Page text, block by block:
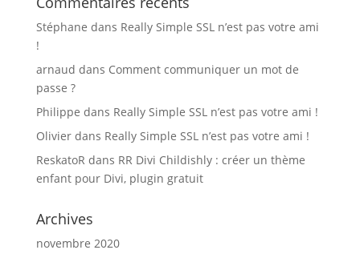
Stéphane dans Really Simple SSL n’est pas votre ami
!
arnaud dans Comment communiquer un mot de
passe ?
Philippe dans Really Simple SSL n’est pas votre ami !
Olivierdans Really Simple SSL n’est pas votre ami !
ReskatoR dans RR Divi Childishly : créer un thème
enfant pour Divi, plugin gratuit
Archives
novembre 2020